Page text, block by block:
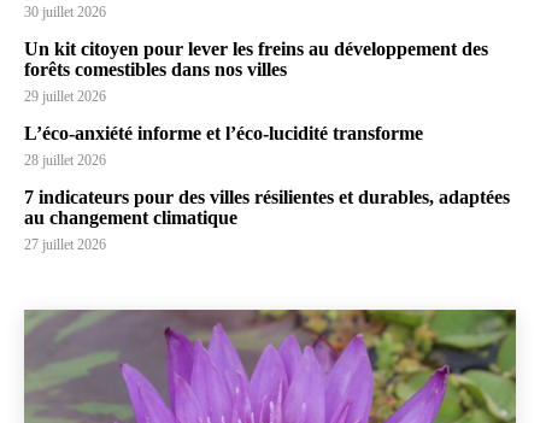
30 juillet 2026
Un kit citoyen pour lever les freins au développement des
forêts comestibles dans nos villes
29 juillet 2026
L’éco-anxiété informe et l’éco-lucidité transforme
28 juillet 2026
7 indicateurs pour des villes résilientes et durables, adaptées
au changement climatique
27 juillet 2026